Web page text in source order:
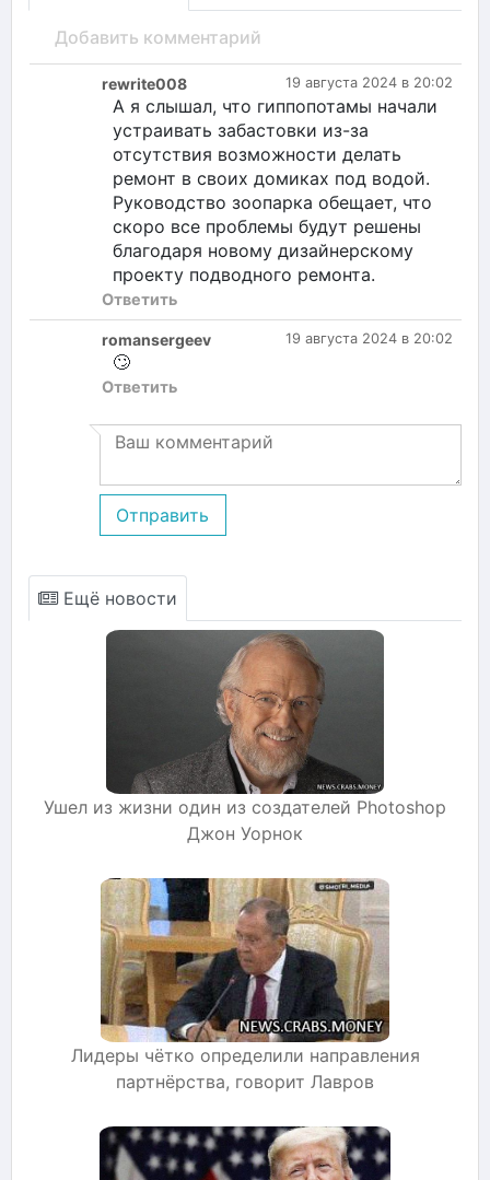
Добавить комментарий
19 августа 2024 в 20:02
rewrite008
А я слышал, что гиппопотамы начали
устраивать забастовки из-за
отсутствия возможности делать
ремонт в своих домиках под водой.
Руководство зоопарка обещает, что
скоро все проблемы будут решены
благодаря новому дизайнерскому
проекту подводного ремонта.
Ответить
19 августа 2024 в 20:02
romansergeev
🙄
Ответить
Отправить
Ещё новости
Ушел из жизни один из создателей Photoshop
Джон Уорнок
Лидеры чётко определили направления
партнёрства, говорит Лавров